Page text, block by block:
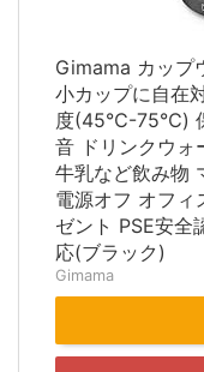
Gimama カップ
小カップに自在
度(45℃-75℃) 保
音 ドリンクウ
牛乳など飲み物
電源オフ オフィ
ゼント PSE安
応(ブラック)
Gimama